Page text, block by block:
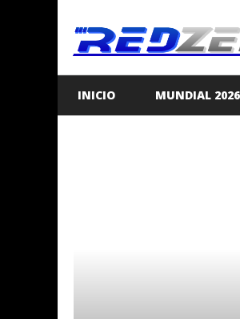
contenido
INICIO MUNDIAL 2026